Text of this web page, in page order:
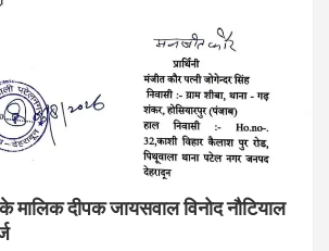
मालिक दीपक जायसवाल विनोद नौटियाल